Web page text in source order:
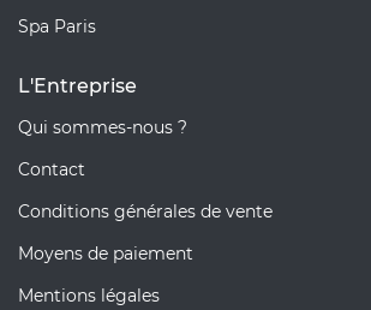
Spa Paris
L'Entreprise
Qui sommes-nous ?
Contact
Conditions générales de vente
Moyens de paiement
Mentions légales